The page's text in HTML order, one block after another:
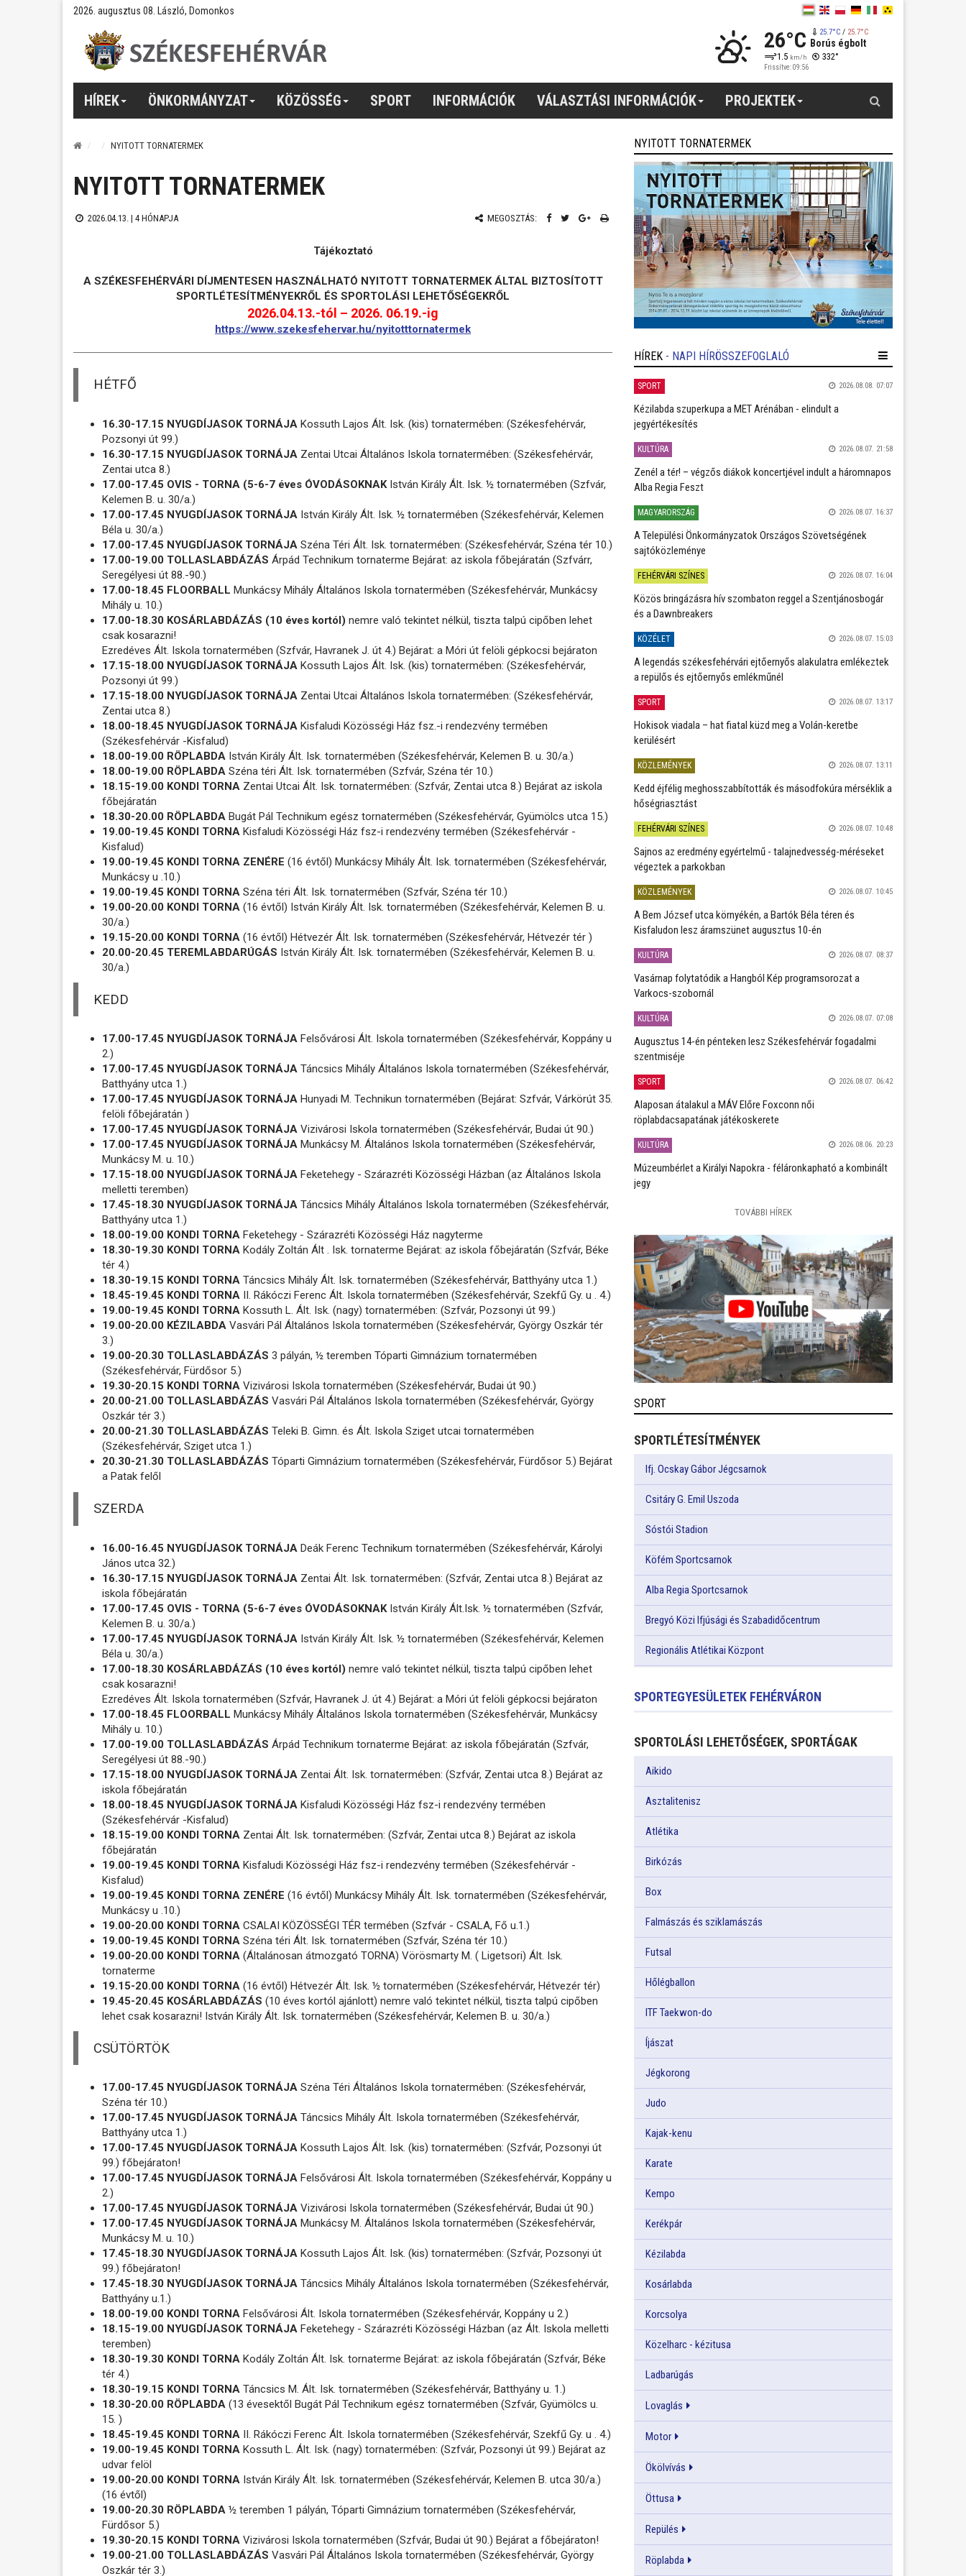
2026. augusztus 08. László, Domonkos
26°C 25.7°C/ 25.7°C
Borús égbolt
1.5 km/h 332°
Frissítve: 09:56
HÍREK ÖNKORMÁNYZAT KÖZÖSSÉG SPORT INFORMÁCIÓK VÁLASZTÁSI INFORMÁCIÓK PROJEKTEK
NYITOTT TORNATERMEK
NYITOTT TORNATERMEK
2026.04.13. | 4 HÓNAPJA MEGOSZTÁS:
Tájékoztató
A SZÉKESFEHÉRVÁRI DÍJMENTESEN HASZNÁLHATÓ NYITOTT TORNATERMEK ÁLTAL BIZTOSÍTOTT
SPORTLÉTESÍTMÉNYEKRŐL ÉS SPORTOLÁSI LEHETŐSÉGEKRŐL
2026.04.13.-tól – 2026. 06.19.-ig
https://www.szekesfehervar.hu/nyitotttornatermek
HÉTFŐ
16.30-17.15 NYUGDÍJASOK TORNÁJA Kossuth Lajos Ált. Isk. (kis) tornatermében: (Székesfehérvár,
Pozsonyi út 99.)
16.30-17.15 NYUGDÍJASOK TORNÁJA Zentai Utcai Általános Iskola tornatermében: (Székesfehérvár,
Zentai utca 8.)
17.00-17.45 OVIS - TORNA (5-6-7 éves ÓVODÁSOKNAKIstván Király Ált. Isk. ½ tornatermében (Szfvár,
Kelemen B. u. 30/a.)
17.00-17.45 NYUGDÍJASOK TORNÁJA István Király Ált. Isk. ½ tornatermében (Székesfehérvár, Kelemen
Béla u. 30/a.)
17.00-17.45 NYUGDÍJASOK TORNÁJA Széna Téri Ált. Isk. tornatermében: (Székesfehérvár, Széna tér 10.)
17.00-19.00 TOLLASLABDÁZÁS Árpád Technikum tornaterme Bejárat: az iskola főbejáratán (Szfvárr,
Seregélyesi út 88.-90.)
17.00-18.45 FLOORBALL Munkácsy Mihály Általános Iskola tornatermében (Székesfehérvár, Munkácsy
Mihály u. 10.)
17.00-18.30 KOSÁRLABDÁZÁS (10 éves kortól) nemre való tekintet nélkül, tiszta talpú cipőben lehet
csak kosarazni!
Ezredéves Ált. Iskola tornatermében (Szfvár, Havranek J. út 4.) Bejárat: a Móri út felöli gépkocsi bejáraton
17.15-18.00 NYUGDÍJASOK TORNÁJA Kossuth Lajos Ált. Isk. (kis) tornatermében: (Székesfehérvár,
Pozsonyi út 99.)
17.15-18.00 NYUGDÍJASOK TORNÁJA Zentai Utcai Általános Iskola tornatermében: (Székesfehérvár,
Zentai utca 8.)
18.00-18.45 NYUGDÍJASOK TORNÁJA Kisfaludi Közösségi Ház fsz.-i rendezvény termében
(Székesfehérvár -Kisfalud)
18.00-19.00 RÖPLABDA István Király Ált. Isk. tornatermében (Székesfehérvár, Kelemen B. u. 30/a.)
18.00-19.00 RÖPLABDA Széna téri Ált. Isk. tornatermében (Szfvár, Széna tér 10.)
18.15-19.00 KONDI TORNA Zentai Utcai Ált. Isk. tornatermében: (Szfvár, Zentai utca 8.) Bejárat az iskola
főbejáratán
18.30-20.00 RÖPLABDA Bugát Pál Technikum egész tornatermében (Székesfehérvár, Gyümölcs utca 15.)
19.00-19.45 KONDI TORNA Kisfaludi Közösségi Ház fsz-i rendezvény termében (Székesfehérvár -
Kisfalud)
19.00-19.45 KONDI TORNA ZENÉRE (16 évtől) Munkácsy Mihály Ált. Isk. tornatermében (Székesfehérvár,
Munkácsy u .10.)
19.00-19.45 KONDI TORNA Széna téri Ált. Isk. tornatermében (Szfvár, Széna tér 10.)
19.00-20.00 KONDI TORNA (16 évtől) István Király Ált. Isk. tornatermében (Székesfehérvár, Kelemen B. u.
30/a.)
19.15-20.00 KONDI TORNA (16 évtől) Hétvezér Ált. Isk. tornatermében (Székesfehérvár, Hétvezér tér )
20.00-20.45 TEREMLABDARÚGÁS István Király Ált. Isk. tornatermében (Székesfehérvár, Kelemen B. u.
30/a.)
KEDD
17.00-17.45 NYUGDÍJASOK TORNÁJA Felsővárosi Ált. Iskola tornatermében (Székesfehérvár, Koppány u
2.)
17.00-17.45 NYUGDÍJASOK TORNÁJA Táncsics Mihály Általános Iskola tornatermében (Székesfehérvár,
Batthyány utca 1.)
17.00-17.45 NYUGDÍJASOK TORNÁJA Hunyadi M. Technikun tornatermében (Bejárat: Szfvár, Várkörút 35.
felöli főbejáratán )
17.00-17.45 NYUGDÍJASOK TORNÁJA Vizivárosi Iskola tornatermében (Székesfehérvár, Budai út 90.)
17.00-17.45 NYUGDÍJASOK TORNÁJA Munkácsy M. Általános Iskola tornatermében (Székesfehérvár,
Munkácsy M. u. 10.)
17.15-18.00 NYUGDÍJASOK TORNÁJA Feketehegy - Szárazréti Közösségi Házban (az Általános Iskola
melletti teremben)
17.45-18.30 NYUGDÍJASOK TORNÁJA Táncsics Mihály Általános Iskola tornatermében (Székesfehérvár,
Batthyány utca 1.)
18.00-19.00 KONDI TORNA Feketehegy - Szárazréti Közösségi Ház nagyterme
18.30-19.30 KONDI TORNA Kodály Zoltán Ált . Isk. tornaterme Bejárat: az iskola főbejáratán (Szfvár, Béke
tér 4.)
18.30-19.15 KONDI TORNA Táncsics Mihály Ált. Isk. tornatermében (Székesfehérvár, Batthyány utca 1.)
18.45-19.45 KONDI TORNA II. Rákóczi Ferenc Ált. Iskola tornatermében (Székesfehérvár, Szekfű Gy. u . 4.)
19.00-19.45 KONDI TORNA Kossuth L. Ált. Isk. (nagy) tornatermében: (Szfvár, Pozsonyi út 99.)
19.00-20.00 KÉZILABDA Vasvári Pál Általános Iskola tornatermében (Székesfehérvár, György Oszkár tér
3.)
19.00-20.30 TOLLASLABDÁZÁS 3 pályán, ½ teremben Tóparti Gimnázium tornatermében
(Székesfehérvár, Fürdősor 5.)
19.30-20.15 KONDI TORNA Vizivárosi Iskola tornatermében (Székesfehérvár, Budai út 90.)
20.00-21.00 TOLLASLABDÁZÁS Vasvári Pál Általános Iskola tornatermében (Székesfehérvár, György
Oszkár tér 3.)
20.00-21.30 TOLLASLABDÁZÁS Teleki B. Gimn. és Ált. Iskola Sziget utcai tornatermében
(Székesfehérvár, Sziget utca 1.)
20.30-21.30 TOLLASLABDÁZÁS Tóparti Gimnázium tornatermében (Székesfehérvár, Fürdősor 5.) Bejárat
a Patak felől
SZERDA
16.00-16.45 NYUGDÍJASOK TORNÁJA Deák Ferenc Technikum tornatermében (Székesfehérvár, Károlyi
János utca 32.)
16.30-17.15 NYUGDÍJASOK TORNÁJA Zentai Ált. Isk. tornatermében: (Szfvár, Zentai utca 8.) Bejárat az
iskola főbejáratán
17.00-17.45 OVIS - TORNA (5-6-7 éves ÓVODÁSOKNAKIstván Király Ált.Isk. ½ tornatermében (Szfvár,
Kelemen B. u. 30/a.)
17.00-17.45 NYUGDÍJASOK TORNÁJA István Király Ált. Isk. ½ tornatermében (Székesfehérvár, Kelemen
Béla u. 30/a.)
17.00-18.30 KOSÁRLABDÁZÁS (10 éves kortól) nemre való tekintet nélkül, tiszta talpú cipőben lehet
csak kosarazni!
Ezredéves Ált. Iskola tornatermében (Szfvár, Havranek J. út 4.) Bejárat: a Móri út felöli gépkocsi bejáraton
17.00-18.45 FLOORBALL Munkácsy Mihály Általános Iskola tornatermében (Székesfehérvár, Munkácsy
Mihály u. 10.)
17.00-19.00 TOLLASLABDÁZÁS Árpád Technikum tornaterme Bejárat: az iskola főbejáratán (Szfvár,
Seregélyesi út 88.-90.)
17.15-18.00 NYUGDÍJASOK TORNÁJA Zentai Ált. Isk. tornatermében: (Szfvár, Zentai utca 8.) Bejárat az
iskola főbejáratán
18.00-18.45 NYUGDÍJASOK TORNÁJA Kisfaludi Közösségi Ház fsz-i rendezvény termében
(Székesfehérvár -Kisfalud)
18.15-19.00 KONDI TORNA Zentai Ált. Isk. tornatermében: (Szfvár, Zentai utca 8.) Bejárat az iskola
főbejáratán
19.00-19.45 KONDI TORNA Kisfaludi Közösségi Ház fsz-i rendezvény termében (Székesfehérvár -
Kisfalud)
19.00-19.45 KONDI TORNA ZENÉRE (16 évtől) Munkácsy Mihály Ált. Isk. tornatermében (Székesfehérvár,
Munkácsy u .10.)
19.00-20.00 KONDI TORNA CSALAI KÖZÖSSÉGI TÉR termében (Szfvár - CSALA, Fő u.1.)
19.00-19.45 KONDI TORNA Széna téri Ált. Isk. tornatermében (Szfvár, Széna tér 10.)
19.00-20.00 KONDI TORNA (Általánosan átmozgató TORNA) Vörösmarty M. ( Ligetsori) Ált. Isk.
tornaterme
19.15-20.00 KONDI TORNA (16 évtől) Hétvezér Ált. Isk. ½ tornatermében (Székesfehérvár, Hétvezér tér)
19.45-20.45 KOSÁRLABDÁZÁS (10 éves kortól ajánlott) nemre való tekintet nélkül, tiszta talpú cipőben
lehet csak kosarazni! István Király Ált. Isk. tornatermében (Székesfehérvár, Kelemen B. u. 30/a.)
CSÜTÖRTÖK
17.00-17.45 NYUGDÍJASOK TORNÁJA Széna Téri Általános Iskola tornatermében: (Székesfehérvár,
Széna tér 10.)
17.00-17.45 NYUGDÍJASOK TORNÁJA Táncsics Mihály Ált. Iskola tornatermében (Székesfehérvár,
Batthyány utca 1.)
17.00-17.45 NYUGDÍJASOK TORNÁJA Kossuth Lajos Ált. Isk. (kis) tornatermében: (Szfvár, Pozsonyi út
99.) főbejáraton!
17.00-17.45 NYUGDÍJASOK TORNÁJA Felsővárosi Ált. Iskola tornatermében (Székesfehérvár, Koppány u
2.)
17.00-17.45 NYUGDÍJASOK TORNÁJA Vizivárosi Iskola tornatermében (Székesfehérvár, Budai út 90.)
17.00-17.45 NYUGDÍJASOK TORNÁJA Munkácsy M. Általános Iskola tornatermében (Székesfehérvár,
Munkácsy M. u. 10.)
17.45-18.30 NYUGDÍJASOK TORNÁJA Kossuth Lajos Ált. Isk. (kis) tornatermében: (Szfvár, Pozsonyi út
99.) főbejáraton!
17.45-18.30 NYUGDÍJASOK TORNÁJA Táncsics Mihály Általános Iskola tornatermében (Székesfehérvár,
Batthyány u.1.)
18.00-19.00 KONDI TORNA Felsővárosi Ált. Iskola tornatermében (Székesfehérvár, Koppány u 2.)
18.15-19.00 NYUGDÍJASOK TORNÁJA Feketehegy - Szárazréti Közösségi Házban (az Ált. Iskola melletti
teremben)
18.30-19.30 KONDI TORNA Kodály Zoltán Ált. Isk. tornaterme Bejárat: az iskola főbejáratán (Szfvár, Béke
tér 4.)
18.30-19.15 KONDI TORNA Táncsics M. Ált. Isk. tornatermében (Székesfehérvár, Batthyány u. 1.)
18.30-20.00 RÖPLABDA (13 évesektől Bugát Pál Technikum egész tornatermében (Szfvár, Gyümölcs u.
15. )
18.45-19.45 KONDI TORNA II. Rákóczi Ferenc Ált. Iskola tornatermében (Székesfehérvár, Szekfű Gy. u . 4.)
19.00-19.45 KONDI TORNA Kossuth L. Ált. Isk. (nagy) tornatermében: (Szfvár, Pozsonyi út 99.) Bejárat az
udvar felöl
19.00-20.00 KONDI TORNA István Király Ált. Isk. tornatermében (Székesfehérvár, Kelemen B. utca 30/a.)
(16 évtől)
19.00-20.30 RÖPLABDA ½ teremben 1 pályán, Tóparti Gimnázium tornatermében (Székesfehérvár,
Fürdősor 5.)
19.30-20.15 KONDI TORNA Vizivárosi Iskola tornatermében (Szfvár, Budai út 90.) Bejárat a főbejáraton!
19.00-21.00 TOLLASLABDÁZÁS Vasvári Pál Általános Iskola tornatermében (Székesfehérvár, György
Oszkár tér 3.)
NYITOTT TORNATERMEK
HÍREK - NAPI HÍRÖSSZEFOGLALÓ
SPORT 2026.08.08. 07:07
Kézilabda szuperkupa a MET Arénában - elindult a
jegyértékesítés
KULTÚRA 2026.08.07. 21:58
Zenél a tér! – végzős diákok koncertjével indult a háromnapos
Alba Regia Feszt
MAGYARORSZÁG 2026.08.07. 16:37
A Települési Önkormányzatok Országos Szövetségének
sajtóközleménye
FEHÉRVÁRI SZÍNES 2026.08.07. 16:04
Közös bringázásra hív szombaton reggel a Szentjánosbogár
és a Dawnbreakers
KÖZÉLET 2026.08.07. 15:03
A legendás székesfehérvári ejtőernyős alakulatra emlékeztek
a repülős és ejtőernyős emlékműnél
SPORT 2026.08.07. 13:17
Hokisok viadala – hat fiatal küzd meg a Volán-keretbe
kerülésért
KÖZLEMÉNYEK 2026.08.07. 13:11
Kedd éjfélig meghosszabbították és másodfokúra mérséklik a
hőségriasztást
FEHÉRVÁRI SZÍNES 2026.08.07. 10:48
Sajnos az eredmény egyértelmű - talajnedvesség-méréseket
végeztek a parkokban
KÖZLEMÉNYEK 2026.08.07. 10:45
A Bem József utca környékén, a Bartók Béla téren és
Kisfaludon lesz áramszünet augusztus 10-én
KULTÚRA 2026.08.07. 08:37
Vasárnap folytatódik a Hangból Kép programsorozat a
Varkocs-szobornál
KULTÚRA 2026.08.07. 07:08
Augusztus 14-én pénteken lesz Székesfehérvár fogadalmi
szentmiséje
SPORT 2026.08.07. 06:42
Alaposan átalakul a MÁV Előre Foxconn női
röplabdacsapatának játékoskerete
KULTÚRA 2026.08.06. 20:23
Múzeumbérlet a Királyi Napokra - féláronkapható a kombinált
jegy
TOVÁBBI HÍREK
SPORT
SPORTLÉTESÍTMÉNYEK
Ifj. Ocskay Gábor Jégcsarnok
Csitáry G. Emil Uszoda
Sóstói Stadion
Köfém Sportcsarnok
Alba Regia Sportcsarnok
Bregyó Közi Ifjúsági és Szabadidőcentrum
Regionális Atlétikai Központ
SPORTEGYESÜLETEK FEHÉRVÁRON
SPORTOLÁSI LEHETŐSÉGEK, SPORTÁGAK
Aikido
Asztalitenisz
Atlétika
Birkózás
Box
Falmászás és sziklamászás
Futsal
Hőlégballon
ITF Taekwon-do
Íjászat
Jégkorong
Judo
Kajak-kenu
Karate
Kempo
Kerékpár
Kézilabda
Kosárlabda
Korcsolya
Közelharc - kézitusa
Ladbarúgás
Lovaglás
Motor
Ökölvívás
Öttusa
Repülés
Röplabda